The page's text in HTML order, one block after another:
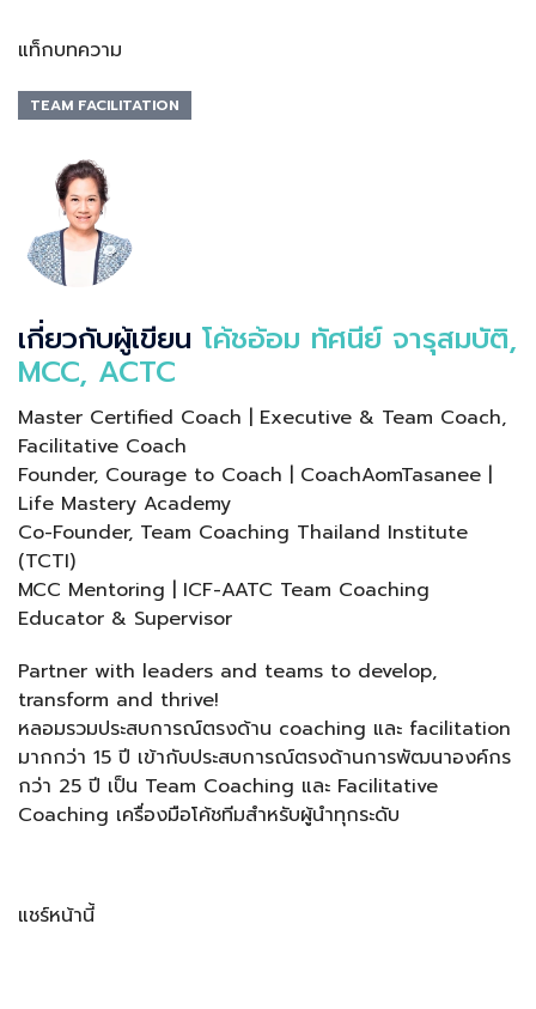
แท็กบทความ
TEAM FACILITATION
เกี่ยวกับผู้เขียน โค้ชอ้อม ทัศนีย์ จารุสมบัติ,
MCC, ACTC
Master Certified Coach | Executive & Team Coach,
Facilitative Coach
Founder, Courage to Coach | CoachAomTasanee |
Life Mastery Academy
Co-Founder, Team Coaching Thailand Institute
(TCTI)
MCC Mentoring | ICF-AATC Team Coaching
Educator & Supervisor
Partner with leaders and teams to develop,
transform and thrive!
หลอมรวมประสบการณ์ตรงด้าน coaching และ facilitation
มากกว่า 15 ปี เข้ากับประสบการณ์ตรงด้านการพัฒนาองค์กร
กว่า 25 ปี เป็น Team Coaching และ Facilitative
Coaching เครื่องมือโค้ชทีมสำหรับผู้นำทุกระดับ
แชร์หน้านี้